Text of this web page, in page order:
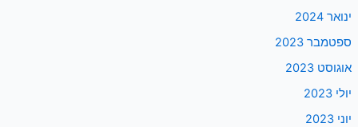
ינואר 2024
ספטמבר 2023
אוגוסט 2023
יולי 2023
יוני 2023